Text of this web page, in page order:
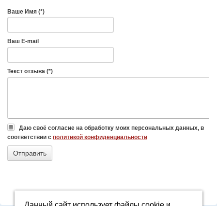
Ваше Имя (*)
Ваш E-mail
Текст отзыва (*)
Даю своё согласие на обработку моих персональных данных, в
соответствии с политикой конфиденциальности